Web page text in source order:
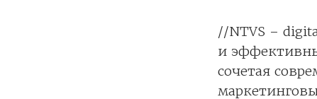
//NTVS –
и
сочетая